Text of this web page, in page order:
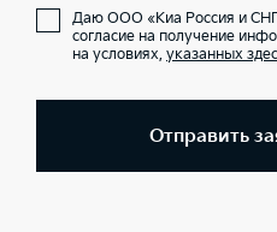
Даю ООО «Киа Россия и
согласие на получение
на условиях, указанных
Отправить